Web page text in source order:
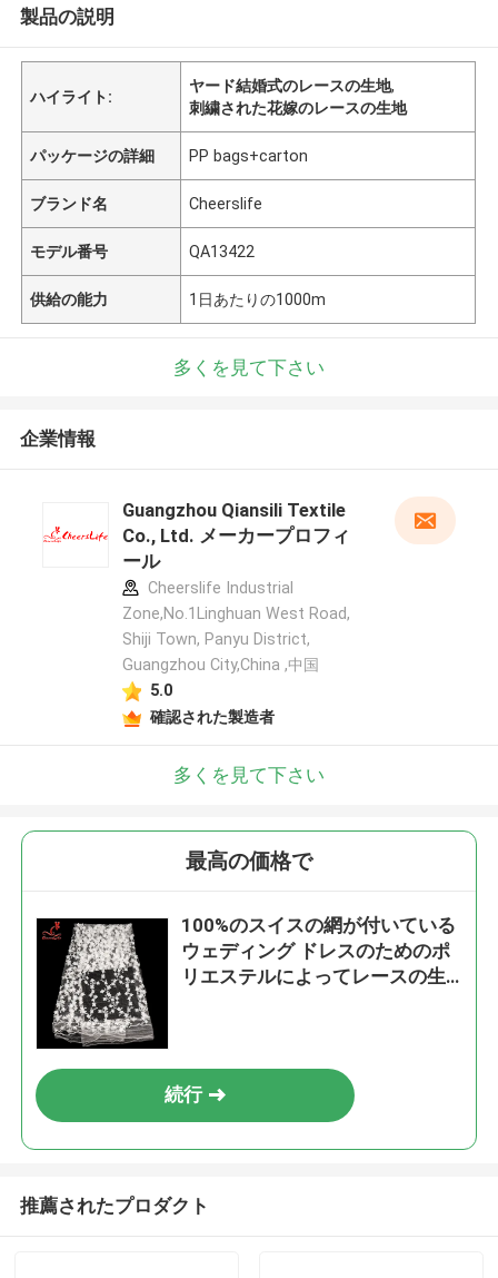
製品の説明
ハイライト:
ヤード結婚式のレースの生地,
刺繍された花嫁のレースの生地
パッケージの詳細 PP bags+carton
ブランド名 Cheerslife
モデル番号 QA13422
供給の能力 1日あたりの1000m
多くを見て下さい
企業情報
Guangzhou Qiansili Textile
Co., Ltd. メーカープロフィ
ール
Cheerslife Industrial
Zone,No.1Linghuan West Road,
Shiji Town, Panyu District,
Guangzhou City,China ,中国
5.0
確認された製造者
多くを見て下さい
最高の価格で
100%のスイスの網が付いている
ウェディング ドレスのためのポ
リエステルによってレースの生
続行
推薦されたプロダクト